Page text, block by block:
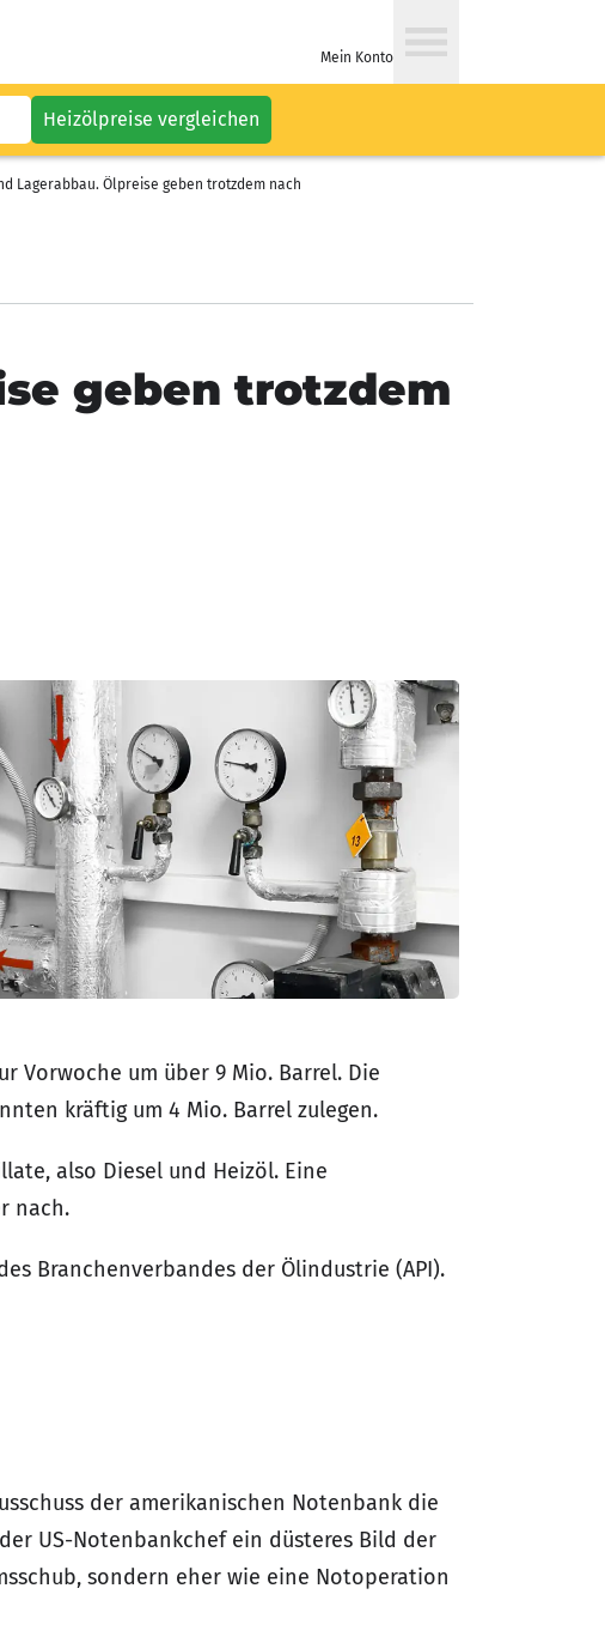
Mein Konto
Heizölpreise vergleichen
Lagerabbau. Ölpreise geben trotzdem nach
geben trotzdem
Vorwoche um über 9 Mio. Barrel. Die
kräftig um 4 Mio. Barrel zulegen.
also Diesel und Heizöl. Eine
nach.
Branchenverbandes der Ölindustrie (API).
der amerikanischen Notenbank die
US-Notenbankchef ein düsteres Bild der
sondern eher wie eine Notoperation